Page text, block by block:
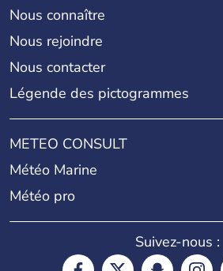
Nous connaître
Nous rejoindre
Nous contacter
Légende des pictogrammes
METEO CONSULT
Météo Marine
Météo pro
Suivez-nous :